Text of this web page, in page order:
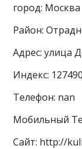
город: Москва
Район:
Адрес: улица
Индекс:
Телефон: nan
Мобильный
Сайт: http://